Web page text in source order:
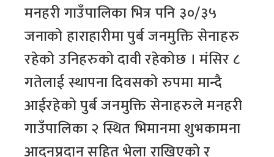
मनहरी गाउँपालिका भित्र पनि ३०/३५
जनाको हाराहारीमा पुर्ब जनमुक्ति सेनाहरु
रहेको उनिहरुको दावी रहेकोछ । मंसिर ८
गतेलाई स्थापना दिवसको रुपमा मान्दै
आईरहेको पुर्ब जनमुक्ति सेनाहरुले मनहरी
गाउँपालिका २ स्थित भिमानमा शुभकामना
आदनप्रदान सहित भेला राखिएको र